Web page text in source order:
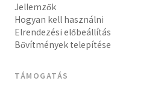
Jellemzők
Hogyan kell használni
Elrendezési előbeállítás
Bővítmények telepítése
TÁMOGATÁS